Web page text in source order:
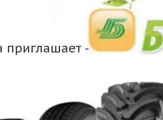
приглашает -